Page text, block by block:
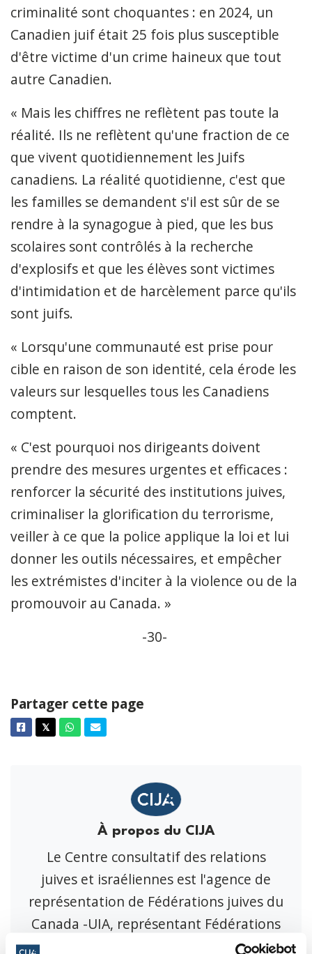
criminalité sont choquantes : en 2024, un
Canadien juif était 25 fois plus susceptible
d'être victime d'un crime haineux que tout
autre Canadien.
« Mais les chiffres ne reflètent pas toute la
réalité. Ils ne reflètent qu'une fraction de ce
que vivent quotidiennement les Juifs
canadiens. La réalité quotidienne, c'est que
les familles se demandent s'il est sûr de se
rendre à la synagogue à pied, que les bus
scolaires sont contrôlés à la recherche
d'explosifs et que les élèves sont victimes
d'intimidation et de harcèlement parce qu'ils
sont juifs.
« Lorsqu'une communauté est prise pour
cible en raison de son identité, cela érode les
valeurs sur lesquelles tous les Canadiens
comptent.
« C'est pourquoi nos dirigeants doivent
prendre des mesures urgentes et efficaces :
renforcer la sécurité des institutions juives,
criminaliser la glorification du terrorisme,
veiller à ce que la police applique la loi et lui
donner les outils nécessaires, et empêcher
les extrémistes d'inciter à la violence ou de la
promouvoir au Canada. »
-30-
Partager cette page
Facebook
𝕏TwitterWhatsappCourriel
À propos du CIJA
Le Centre consultatif des relations
juives et israéliennes est l'agence de
représentation de Fédérations juives du
Canada -UIA, représentant Fédérations